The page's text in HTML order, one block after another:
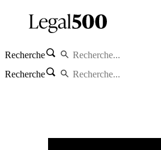
Recherche
Recherche